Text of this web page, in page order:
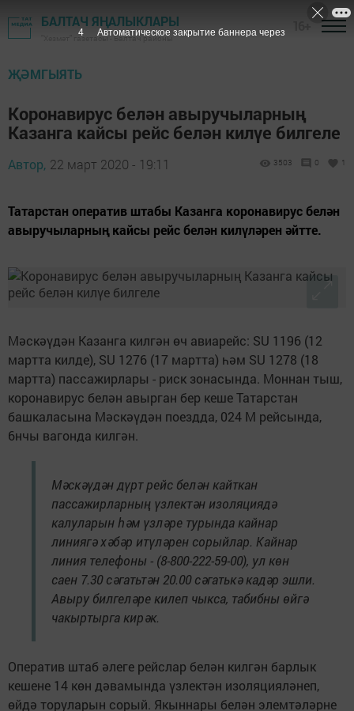
БАЛТАЧ ЯҢАЛЫКЛАРЫ
"Хезмәт" газетасы - Балтач районы
ҖӘМГЫЯТЬ
Коронавирус белән авыручыларның
Казанга кайсы рейс белән килүе билгеле
Автор, 22 март 2020 - 19:11 3503 0 1
Татарстан оператив штабы Казанга коронавирус белән
авыручыларның кайсы рейс белән килүләрен әйтте.
Мәскәүдән Казанга килгән өч авиарейс: SU 1196 (12
мартта килде), SU 1276 (17 мартта) һәм SU 1278 (18
мартта) пассажирлары - риск зонасында. Моннан тыш,
коронавирус белән авырган бер кеше Татарстан
башкаласына Мәскәүдән поездда, 024 М рейсында,
6нчы вагонда килгән.
Мәскәүдән дүрт рейс белән кайткан
пассажирларның үзлектән изоляциядә
калуларын һәм үзләре турында кайнар
линиягә хәбәр итүләрен сорыйлар. Кайнар
линия телефоны - (8-800-222-59-00), ул көн
саен 7.30 сәгатьтән 20.00 сәгатькә кадәр эшли.
Авыру билгеләре килеп чыкса, табибны өйгә
чакыртырга кирәк.
Оператив штаб әлеге рейслар белән килгән барлык
кешене 14 көн дәвамында үзлектән изоляцияләнеп,
өйдә торуларын сорый. Якыннары белән элемтәләрне
3 Автоматическое закрытие баннера через